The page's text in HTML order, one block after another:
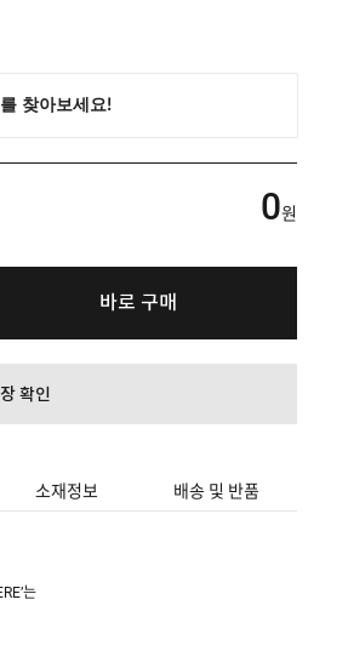
0원
바로 구매
확인
소재정보 배송 및 반품
는